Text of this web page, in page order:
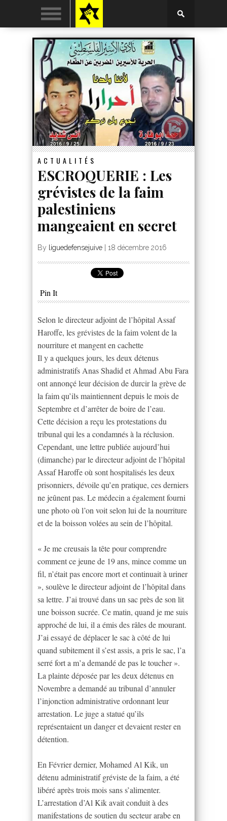
ACTUALITÉS
ESCROQUERIE : Les
grévistes de la faim
palestiniens
mangeaient en secret
By liguedefensejuive 18 décembre 2016
Pin It
Selon le directeur adjoint de l’hôpital Assaf
Haroffe, les grévistes de la faim volent de la
nourriture et mangent en cachette
Il y a quelques jours, les deux détenus
administratifs Anas Shadid et Ahmad Abu Fara
ont annonçé leur décision de durcir la grève de
la faim qu’ils maintiennent depuis le mois de
Septembre et d’arrêter de boire de l’eau.
Cette décision a reçu les protestations du
tribunal qui les a condamnés à la réclusion.
Cependant, une lettre publiée aujourd’hui
(dimanche) par le directeur adjoint de l’hôpital
Assaf Haroffe où sont hospitalisés les deux
prisonniers, dévoile qu’en pratique, ces derniers
ne jeûnent pas. Le médecin a également fourni
une photo où l’on voit selon lui de la nourriture
et de la boisson volées au sein de l’hôpital.
« Je me creusais la tête pour comprendre
comment ce jeune de 19 ans, mince comme un
fil, n’était pas encore mort et continuait à uriner
», soulève le directeur adjoint de l’hôpital dans
sa lettre. J’ai trouvé dans un sac près de son lit
une boisson sucrée. Ce matin, quand je me suis
approché de lui, il a émis des râles de mourant.
J’ai essayé de déplacer le sac à côté de lui
quand subitement il s’est assis, a pris le sac, l’a
serré fort a m’a demandé de pas le toucher ».
La plainte déposée par les deux détenus en
Novembre a demandé au tribunal d’annuler
l’injonction administrative ordonnant leur
arrestation. Le juge a statué qu’ils
représentaient un danger et devaient rester en
détention.
En Février dernier, Mohamed Al Kik, un
détenu administratif gréviste de la faim, a été
libéré après trois mois sans s’alimenter.
L’arrestation d’Al Kik avait conduit à des
manifestations de soutien du secteur arabe en